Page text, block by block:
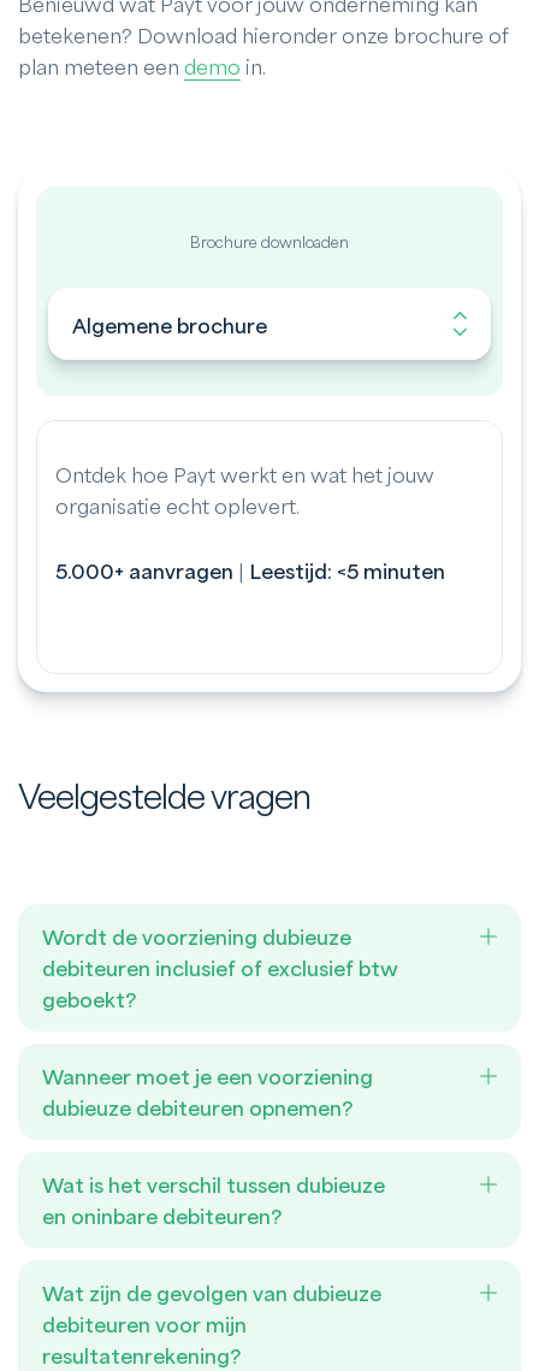
Benieuwd wat Payt voor jouw onderneming kan
betekenen? Download hieronder onze brochure of
plan meteen een demo in.
Brochure downloaden
Algemene brochure
Ontdek hoe Payt werkt en wat het jouw
organisatie echt oplevert.
5.000+ aanvragen Leestijd: <5 minuten
Veelgestelde vragen
Wordt de voorziening dubieuze
debiteuren inclusief of exclusief btw
geboekt?
Wanneer moet je een voorziening
dubieuze debiteuren opnemen?
Wat is het verschil tussen dubieuze
en oninbare debiteuren?
Wat zijn de gevolgen van dubieuze
debiteuren voor mijn
resultatenrekening?